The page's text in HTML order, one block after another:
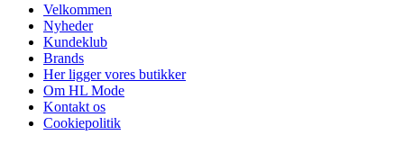
Velkommen
Nyheder
Kundeklub
Brands
Her ligger vores butikker
Om HL Mode
Kontakt os
Cookiepolitik